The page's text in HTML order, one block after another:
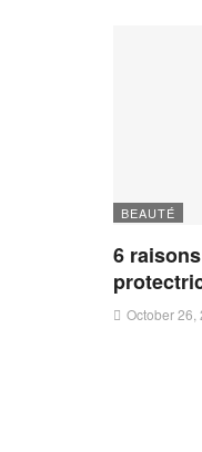
BEAUTÉ
6
October 26,